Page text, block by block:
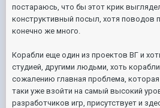
постараюсь, что бы этот крик
конструктивный посыл, хотя поводов
конечно же много.
Корабли еще один из проектов ВГ и
студией, другими людьми, хоть
сожалению главная проблема,
таки уже взойти на самый высокий
разработчиков игр, присутствует и